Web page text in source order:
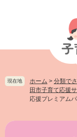
す。
し
て
現在地 ホーム > 分類で
田市子育て応援
応援プレミアム
本